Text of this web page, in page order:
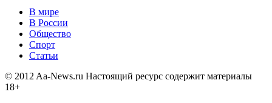
В мире
В России
Общество
Спорт
Статьи
© 2012 Aa-News.ru Настоящий ресурс содержит материалы
18+